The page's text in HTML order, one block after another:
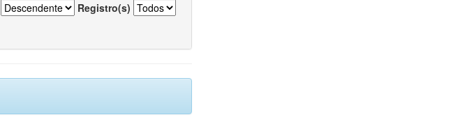
Registro(s)